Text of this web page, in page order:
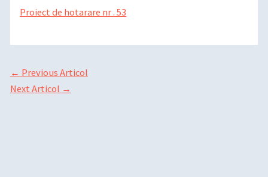
Proiect de hotarare nr . 53
← Previous Articol
Next Articol →